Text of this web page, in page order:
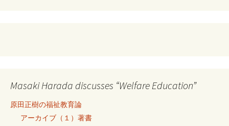
Masaki Harada discusses “Welfare Education”
原田正樹の福祉教育論
アーカイブ（１）著書